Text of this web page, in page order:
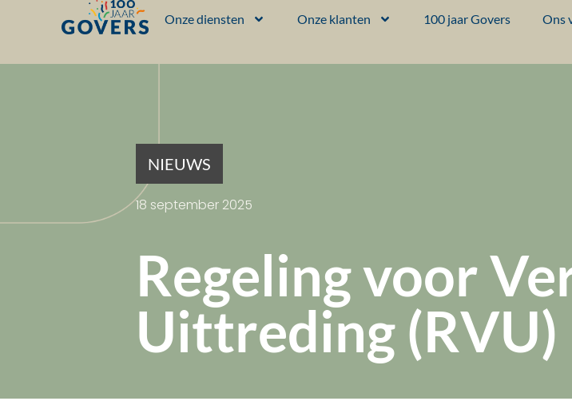
Onze diensten Onze klanten 100 jaar Govers Ons
NIEUWS
18 september 2025
Regeling voor
Uittreding (RVU)